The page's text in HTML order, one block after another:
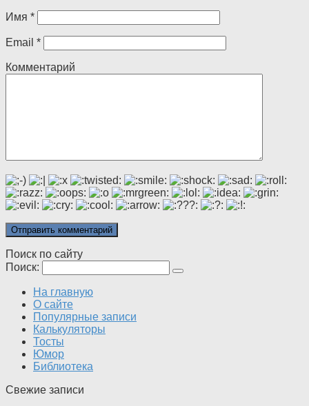
Имя *
Email *
Комментарий
Поиск по сайту
Поиск:
На главную
О сайте
Популярные записи
Калькуляторы
Тосты
Юмор
Библиотека
Свежие записи